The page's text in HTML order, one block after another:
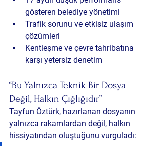
gösteren belediye yönetimi
Trafik sorunu ve etkisiz ulaşım
çözümleri
Kentleşme ve çevre tahribatına
karşı yetersiz denetim
“Bu Yalnızca Teknik Bir Dosya
Değil, Halkın Çığlığıdır”
Tayfun Öztürk, hazırlanan dosyanın
yalnızca rakamlardan değil, halkın
hissiyatından oluştuğunu vurguladı: